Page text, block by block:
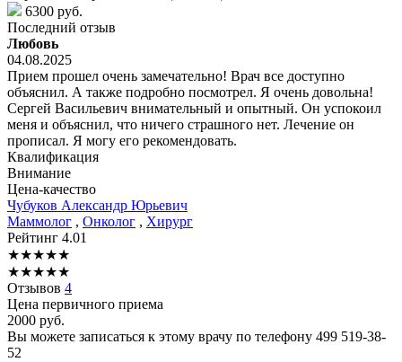
6300 руб.
Последний отзыв
Любовь
04.08.2025
Прием прошел очень замечательно! Врач все доступно
объяснил. А также подробно посмотрел. Я очень довольна!
Сергей Васильевич внимательный и опытный. Он успокоил
меня и объяснил, что ничего страшного нет. Лечение он
прописал. Я могу его рекомендовать.
Квалификация
Внимание
Цена-качество
Чубуков Александр Юрьевич
Маммолог , Онколог , Хирург
Рейтинг 4.01
★★★★★
★★★★★
Отзывов 4
Цена первичного приема
2000 руб.
Вы можете записаться к этому врачу по телефону 499 519-38-
52